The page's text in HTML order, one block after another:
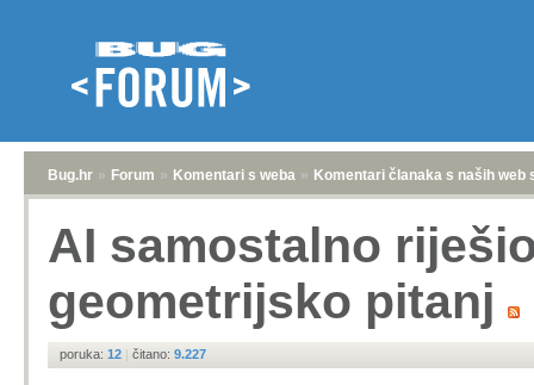
Bug.hr » Forum » Komentari s weba » Komentari članaka s naših web
AI samostalno
geometrijsko pitanj
poruka: 12 | čitano: 9.227